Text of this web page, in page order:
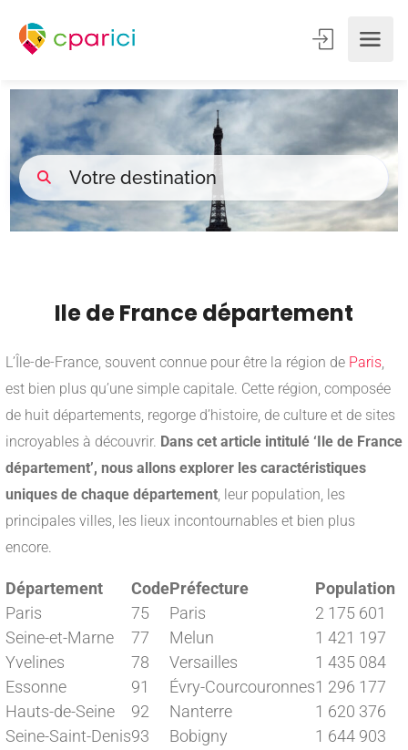
Ile de France département
L’Île-de-France, souvent connue pour être la région de Paris,
est bien plus qu’une simple capitale. Cette région, composée
de huit départements, regorge d’histoire, de culture et de sites
incroyables à découvrir. Dans cet article intitulé ‘Ile de France
département’, nous allons explorer les caractéristiques
uniques de chaque département, leur population, les
principales villes, les lieux incontournables et bien plus
encore.
Département CodePréfecture
Population
Paris
75 Paris
2 175 601
Seine-et-Marne
77 Melun
1 421 197
Yvelines
78 Versailles
1 435 084
Essonne
91 Évry-Courcouronnes1 296 177
Hauts-de-Seine
92 Nanterre
1 620 376
Seine-Saint-Denis93 Bobigny
1 644 903